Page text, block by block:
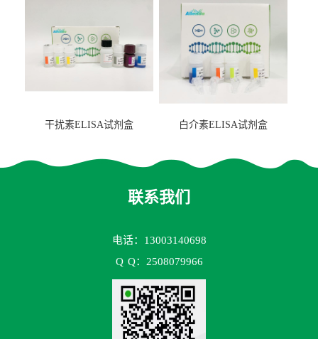
干扰素ELISA试剂盒 白介素ELISA试剂盒
联系我们
电话：13003140698
Q Q：2508079966